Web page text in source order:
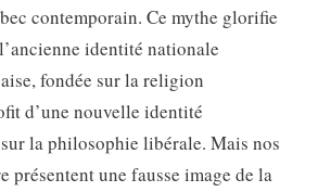
contemporain. Ce mythe glorifie
identité nationale
fondée sur la religion
d’une nouvelle identité
la philosophie libérale. Mais nos
présentent une fausse image de la